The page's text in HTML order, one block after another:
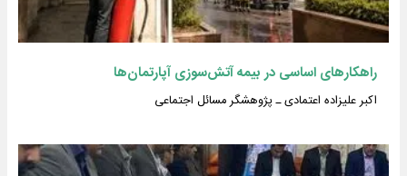
راهکارهای اساسی در بیمه آتش‌سوزی آپارتمان‌ها
اکبر علیزاده اعتمادی ـ پژوهشگر مسائل اجتماعی